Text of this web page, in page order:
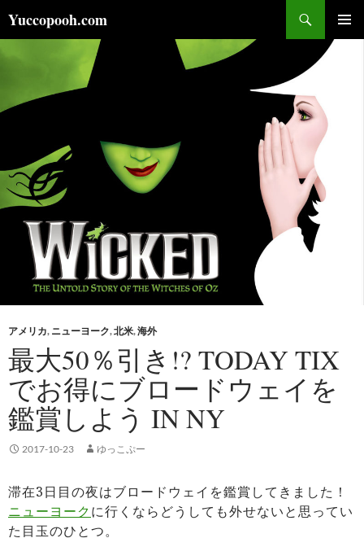
ン
へ
プ
Yuccopooh.com
索
メインメ
アメリカ, ニューヨーク,北米,海外
最大50％引き!? TODAY TIX
でお得にブロードウェイを
鑑賞しよう IN NY
2017-10-23 ゆっこぷー
滞在3日目の夜はブロードウェイを鑑賞してきました！
ニューヨークに行くならどうしても外せないと思ってい
た目玉のひとつ。